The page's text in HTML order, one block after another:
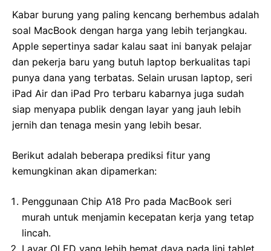
Kabar burung yang paling kencang berhembus adalah
soal MacBook dengan harga yang lebih terjangkau.
Apple sepertinya sadar kalau saat ini banyak pelajar
dan pekerja baru yang butuh laptop berkualitas tapi
punya dana yang terbatas. Selain urusan laptop, seri
iPad Air dan iPad Pro terbaru kabarnya juga sudah
siap menyapa publik dengan layar yang jauh lebih
jernih dan tenaga mesin yang lebih besar.
Berikut adalah beberapa prediksi fitur yang
kemungkinan akan dipamerkan:
Penggunaan Chip A18 Pro pada MacBook seri
murah untuk menjamin kecepatan kerja yang tetap
lincah.
Layar OLED yang lebih hemat daya pada lini tablet